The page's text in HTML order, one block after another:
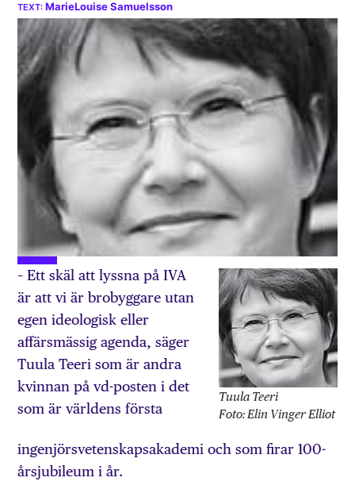
MarieLouise Samuelsson
Tuula Teeri
Foto: Elin Vinger Elliot
– Ett skäl att lyssna på IVA
är att vi är brobyggare utan
egen ideologisk eller
affärsmässig agenda, säger
Tuula Teeri som är andra
kvinnan på vd-posten i det
som är världens första
ingenjörsvetenskapsakademi och som firar 100-
årsjubileum i år.